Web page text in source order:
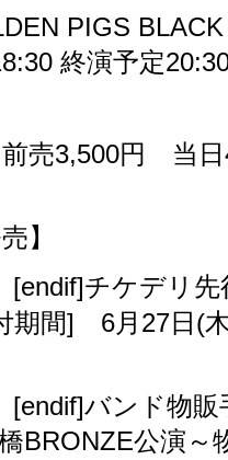
PIGS
終演予定
売3,500円 当日
売】
[endif]チケデリ
期間] 6月 27日 (
[endif]バンド物販
BRONZE公演～